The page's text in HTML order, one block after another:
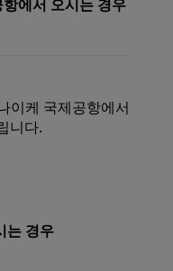
에서 오시는 경우
이케 국제공항에서
니다.
는 경우